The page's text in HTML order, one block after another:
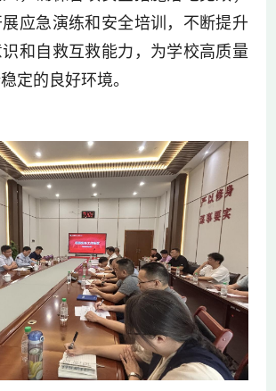
应急演练和安全培训，不断提升
和自救互救能力，为学校高质量
定的良好环境。